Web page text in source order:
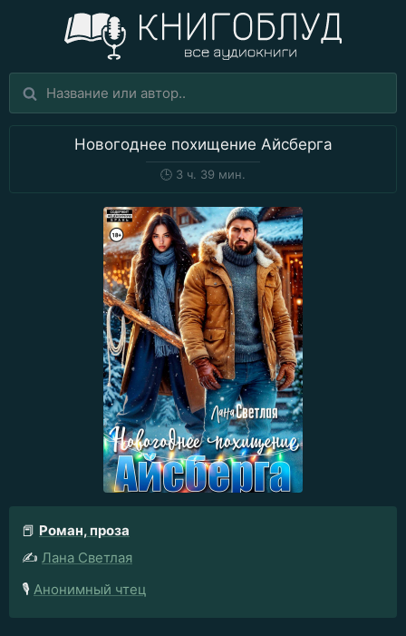
Новогоднее похищение Айсберга
🕒 3 ч. 39 мин.
📕 Роман, проза
✍️ Лана Светлая
🎙️ Анонимный чтец